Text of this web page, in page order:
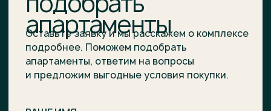
Отправить заявку